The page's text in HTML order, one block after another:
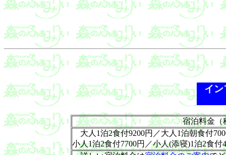
イン
宿泊料金（
大人1泊2食付9200円／大人1泊朝食付
小人1泊2食付7700円／小人(添寝)1泊2食